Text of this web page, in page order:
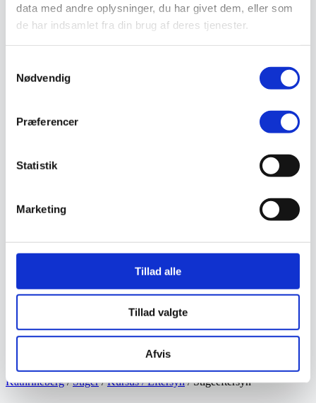
data med andre oplysninger, du har givet dem, eller som
de har indsamlet fra din brug af deres tjenester.
Nødvendig
Præferencer
Statistik
Marketing
Tillad alle
Tillad valgte
Afvis
Afspærring
Pullert
Værktøj
Værnemidler
Beskyttelsesdragter
Faldsikring
Høreværn
Skæreudstyr
Øjenværn
Åndedrætsværn
Kathrineberg/Stiger/Kursus / Eftersyn/ Stigeeftersyn